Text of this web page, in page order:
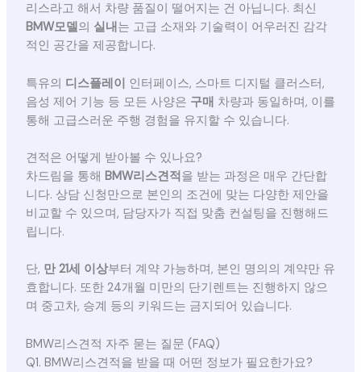
리스라고 해서 차량 품질이 떨어지는 건 아닙니다. 최신
BMW모델의 실내 는 고급 소재와 기술력이 어우러진 감각
적인 공간을 제공합니다.
특유의 디스플레이 인터페이스, 스마트 디지털 클러스터,
음성 제어 기능 등 모든 사양은 구매 차량과 동일하며, 이를
통해 고급스러운 주행 경험을 유지할 수 있습니다.
견적은 어떻게 받아볼 수 있나요?
차드림을 통해 BMW리스견적 을 받는 과정은 매우 간단합
니다. 상담 신청만으로 본인의 조건에 맞는 다양한 제안을
비교할 수 있으며, 담당자가 직접 맞춤 컨설팅을 진행해드
립니다.
단, 만 21세 이상부터 계약 가능하며, 본인 명의의 계약만 유
효합니다. 또한 24개월 미만의 단기렌트는 진행하지 않으
며 중고차, 승계 등의 키워드는 금지되어 있습니다.
BMW리스견적 자주 묻는 질문 (FAQ)
Q1. BMW리스견적을 받을 때 어떤 정보가 필요한가요?